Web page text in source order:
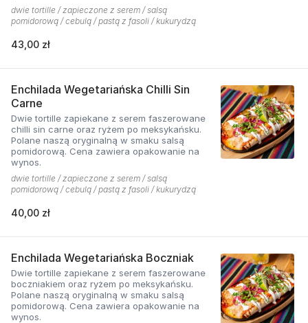
Cena zawiera opakowanie na wynos
dwie tortille / zapieczone z serem / salsą
pomidorową / cebulą / pastą z fasoli / kukurydzą
43,00 zł
Enchilada Wegetariańska Chilli Sin
Carne
Dwie tortille zapiekane z serem faszerowane
chilli sin carne oraz ryżem po meksykańsku.
Polane naszą oryginalną w smaku salsą
pomidorową. Cena zawiera opakowanie na
wynos.
dwie tortille / zapieczone z serem / salsą
pomidorową / cebulą / pastą z fasoli / kukurydzą
40,00 zł
Enchilada Wegetariańska Boczniak
Dwie tortille zapiekane z serem faszerowane
boczniakiem oraz ryżem po meksykańsku.
Polane naszą oryginalną w smaku salsą
pomidorową. Cena zawiera opakowanie na
wynos.